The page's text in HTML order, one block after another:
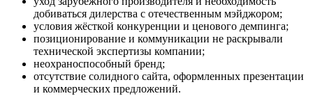
добиваться дилерства с отечественным мэйджором;
условия жёсткой конкуренции и ценового демпинга;
позиционирование и коммуникации не раскрывали
технической экспертизы компании;
неохраноспособный бренд;
отсутствие солидного сайта, оформленных презентации
и коммерческих предложений.